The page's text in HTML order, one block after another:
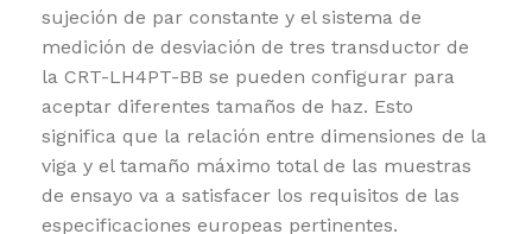
sujeción de par constante y el sistema de
medición de desviación de tres transductor de
la CRT-LH4PT-BB se pueden configurar para
aceptar diferentes tamaños de haz. Esto
significa que la relación entre dimensiones de la
viga y el tamaño máximo total de las muestras
de ensayo va a satisfacer los requisitos de las
especificaciones europeas pertinentes.